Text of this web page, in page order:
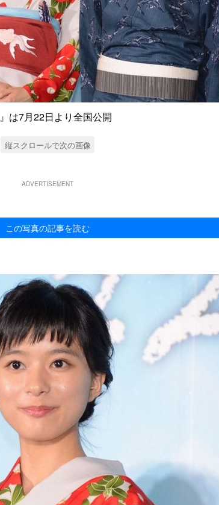
』は7月22日より全国公開
縦スクロールで次の画像
ADVERTISEMENT
この写真の記事を読む